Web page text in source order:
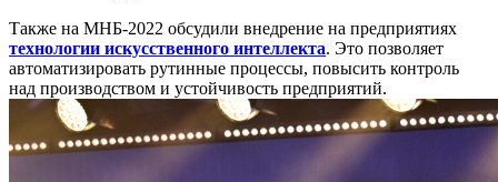
Также на МНБ-2022 обсудили внедрение на предприятиях
технологии искусственного интеллекта. Это позволяет
автоматизировать рутинные процессы, повысить контроль
над производством и устойчивость предприятий.